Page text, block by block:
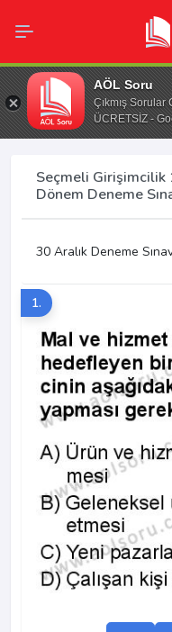
AÖL Soru
Çıkmış Sorular
ÜCRETSİZ -
Seçmeli Girişimcilik
Dönem Deneme
30 Aralık Deneme
1.